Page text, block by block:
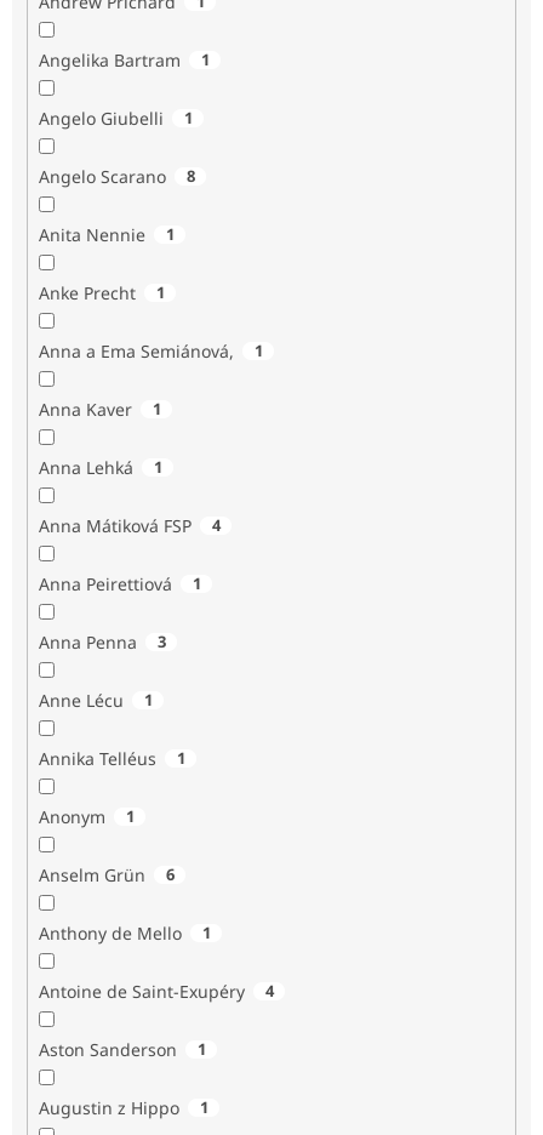
Angelika Bartram 1
Angelo Giubelli 1
Angelo Scarano 8
Anita Nennie 1
Anke Precht 1
Anna a Ema Semiánová, 1
Anna Kaver 1
Anna Lehká 1
Anna Mátiková FSP 4
Anna Peirettiová 1
Anna Penna 3
Anne Lécu 1
Annika Telléus 1
Anonym 1
Anselm Grün 6
Anthony de Mello 1
Antoine de Saint-Exupéry 4
Aston Sanderson 1
Augustin z Hippo 1